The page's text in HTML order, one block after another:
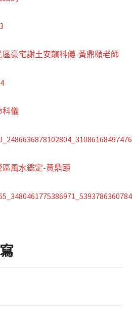
區豪宅謝土安龍科儀-黃鼎頤老師
科儀
區風水鑑定-黃鼎頤